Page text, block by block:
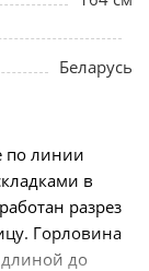
Беларусь
по линии
в
разрез
Горловина
до